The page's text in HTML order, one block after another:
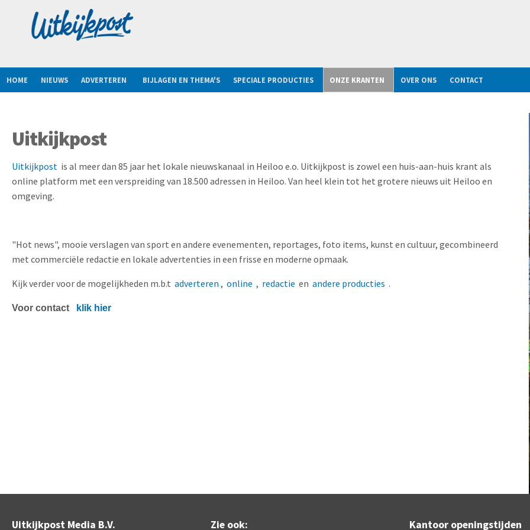
HOME NIEUWS ADVERTEREN BIJLAGEN EN THEMA'S SPECIALE PRODUCTIES ONZE KRANTEN OVER ONS CONTACT
Uitkijkpost
Uitkijkpost is al meer dan 85 jaar het lokale nieuwskanaal in Heiloo e.o. Uitkijkpost is zowel een huis-aan-huis krant als
online platform met een verspreiding van 18.500 adressen in Heiloo. Van heel klein tot het grotere nieuws uit Heiloo en
omgeving.
"Hot news", mooie verslagen van sport en andere evenementen, reportages, foto items, kunst en cultuur, gecombineerd
met commerciële redactie en lokale advertenties in een frisse en moderne opmaak.
Kijk verder voor de mogelijkheden m.b.t adverteren , online , redactie en andere producties .
Voor contact klik hier
Uitkijkpost Media B.V. Zie ook: Kantoor openingstijden